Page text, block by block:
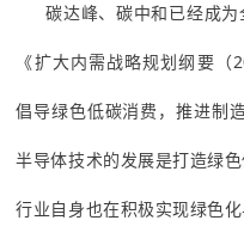
碳达峰、碳中和已经成
《扩大内需战略规划纲要
倡导绿色低碳消费，推进制
半导体技术的发展是打造绿
行业自身也在积极实现绿色